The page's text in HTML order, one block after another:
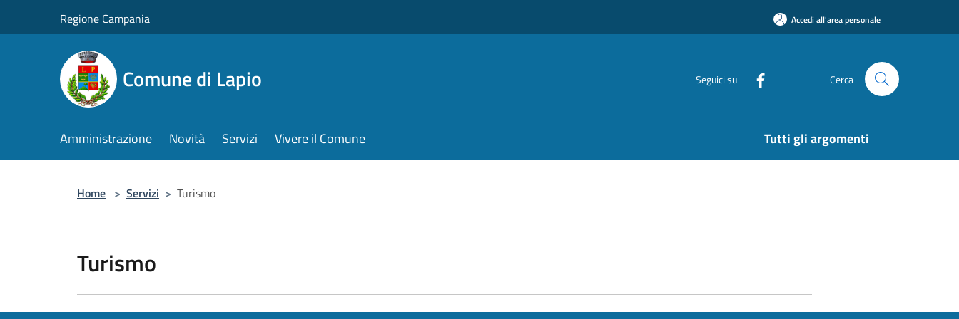
Regione Campania Accedi all'area personale
Comune di Lapio Seguici su Cerca
Amministrazione Novità Servizi Vivere il Comune Tutti gli argomenti
Home > Servizi > Turismo
Turismo